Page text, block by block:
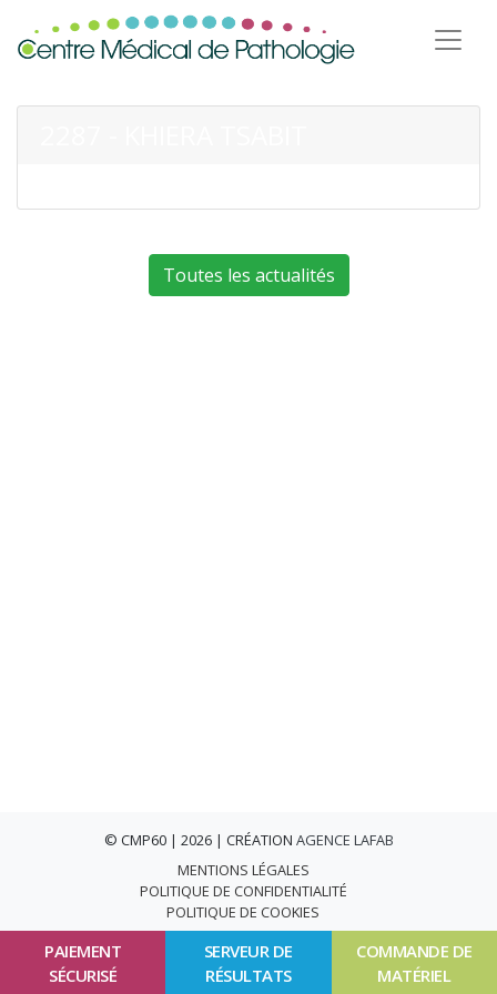
PAIEMENT
SÉCURISÉ
SERVEUR DE
RÉSULTATS
COMMANDE DE
MATÉRIEL
Toutes les actualités
© CMP60 | 2026 | CRÉATION AGENCE LAFAB
MENTIONS LÉGALES
POLITIQUE DE CONFIDENTIALITÉ
POLITIQUE DE COOKIES